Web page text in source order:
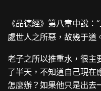
《品德經》第八章中說：“
處世人之所惡，故幾于道
老子之所以推重水，很主
了半天，不知道自己現在
怎麼辦？如果他只是出去